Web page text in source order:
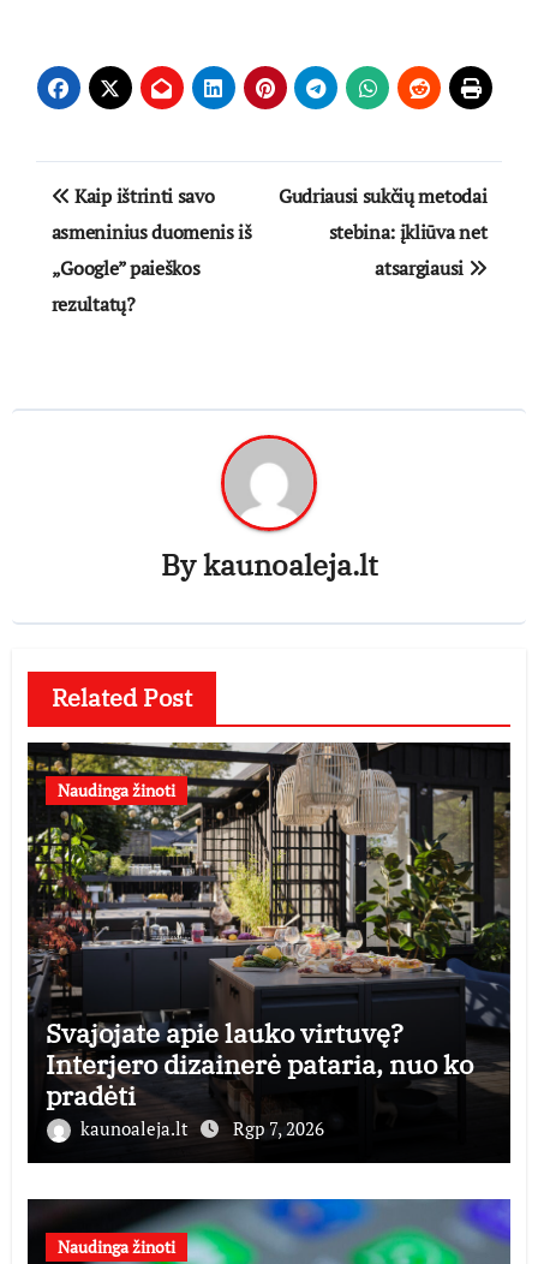
Navigacija
tarp
įrašų
Kaip ištrinti savo
asmeninius duomenis iš
„Google” paieškos
rezultatų?
Gudriausi sukčių metodai
stebina: įkliūva net
atsargiausi
Bykaunoaleja.lt
Related Post
Naudinga žinoti
Svajojate apie lauko virtuvę?
Interjero dizainerė pataria, nuo ko
pradėti
kaunoaleja.lt Rgp 7, 2026
Naudinga žinoti